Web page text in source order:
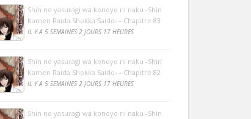
Shin no yasuragi wa konoyo ni naku -Shin
Kamen Raida Shokka Saido- - Chapitre 83
IL Y A 5 SEMAINES 2 JOURS 17 HEURES
Shin no yasuragi wa konoyo ni naku -Shin
Kamen Raida Shokka Saido- - Chapitre 82
IL Y A 5 SEMAINES 2 JOURS 17 HEURES
Shin no yasuragi wa konoyo ni naku -Shin